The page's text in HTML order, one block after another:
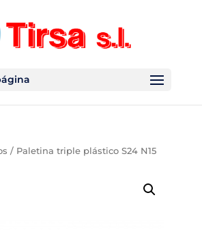
/ Paletina triple plástico S24 N15